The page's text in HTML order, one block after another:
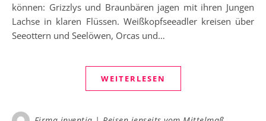
können: Grizzlys und Braunbären jagen mit ihren Jungen
Lachse in klaren Flüssen. Weißkopfseeadler kreisen über
Seeottern und Seelöwen, Orcas und…
WEITERLESEN